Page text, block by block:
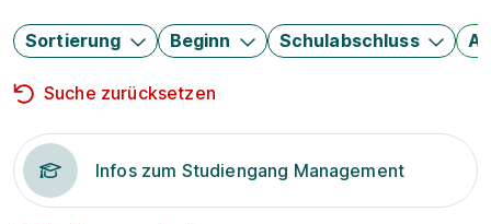
Sortierung Beginn Schulabschluss
Suche zurücksetzen
Infos zum Studiengang Management